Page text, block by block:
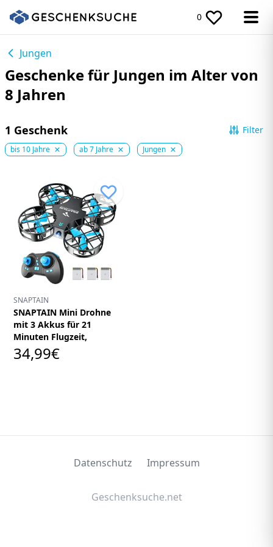
0
Jungen
Geschenke für Jungen im Alter von
8 Jahren
1 Geschenk Filter
bis 10 Jahre ab 7 Jahre Jungen
SNAPTAIN
SNAPTAIN Mini Drohne
mit 3 Akkus für 21
Minuten Flugzeit,
34,99€
Datenschutz Impressum
Geschenksuche.net